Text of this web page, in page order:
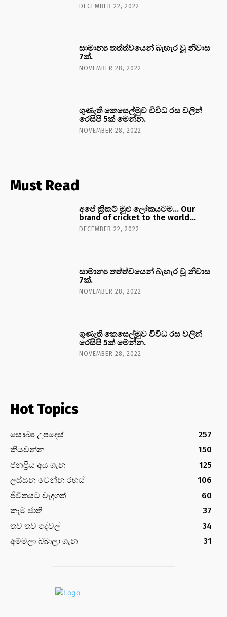
DECEMBER 22, 2022
සාමාන්‍ය තත්ත්වයෙන් බැහැර වූ නිවාස
7ක්.
NOVEMBER 28, 2022
ගුණැති කෙසෙල්මුව විවිධ රස වලින්
රෙසිපි 5ක් මෙන්න.
NOVEMBER 28, 2022
Must Read
අපේ ක්‍රිකට් මුළු ලෝකයටම… Our
brand of cricket to the world…
DECEMBER 22, 2022
සාමාන්‍ය තත්ත්වයෙන් බැහැර වූ නිවාස
7ක්.
NOVEMBER 28, 2022
ගුණැති කෙසෙල්මුව විවිධ රස වලින්
රෙසිපි 5ක් මෙන්න.
NOVEMBER 28, 2022
Hot Topics
සෞඛ්‍ය උපදෙස්
257
කියවන්න
150
ජනප්‍රිය අය ගැන
125
ලස්සන වෙන්න රහස්
106
ජීවිතයට වැදගත්
60
කෑම ජාති
37
තව තව දේවල්
34
අම්මලා බබාලා ගැන
31